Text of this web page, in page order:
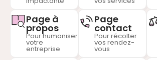
Page à
propos
Pour humaniser
votre
entreprise
Page
contact
Pour récolter
vos rendez-
vous